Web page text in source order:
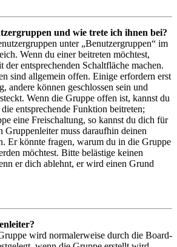
und wie trete ich ihnen bei?
unter „Benutzergruppen“ im
Wenn du einer beitreten möchtest,
der entsprechenden Schaltfläche machen.
sind allgemein offen. Einige erfordern erst
andere können geschlossen sein und
Wenn die Gruppe offen ist, kannst du
entsprechende Funktion beitreten;
eine Freischaltung, so kannst du dich für
Gruppenleiter muss daraufhin deinen
Er könnte fragen, warum du in die Gruppe
möchtest. Bitte belästige keinen
er dich ablehnt, er wird einen Grund
wird normalerweise durch die Board-